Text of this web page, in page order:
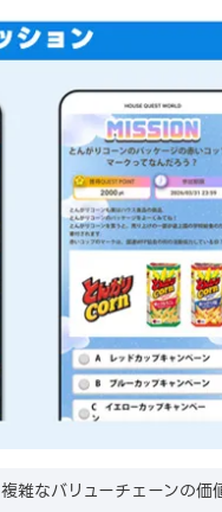
複雑なバリューチェーンの